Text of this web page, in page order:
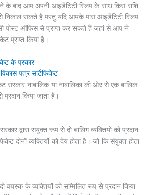
के बाद आप अपनी आइडेंटिटी स्लिप के साथ किस राशि
निकाल सकते हैं परंतु यदि आपके पास आइडेंटिटी स्लिप
पोस्ट ऑफिस से प्राप्त कर सकते हैं जहां से आप ने
प्राप्त किया है।
के प्रकार
पत्र सर्टिफिकेट
सरकार नाबालिक या नाबालिका की ओर से एक बालिक
किया जाता है।
द्वारा संयुक्त रूप से दो बालिग व्यक्तियों को प्रदान
दोनों व्यक्तियों को देय होता है। जो कि संयुक्त होता
वयस्क के व्यक्तियों को सम्मिलित रूप से प्रदान किया